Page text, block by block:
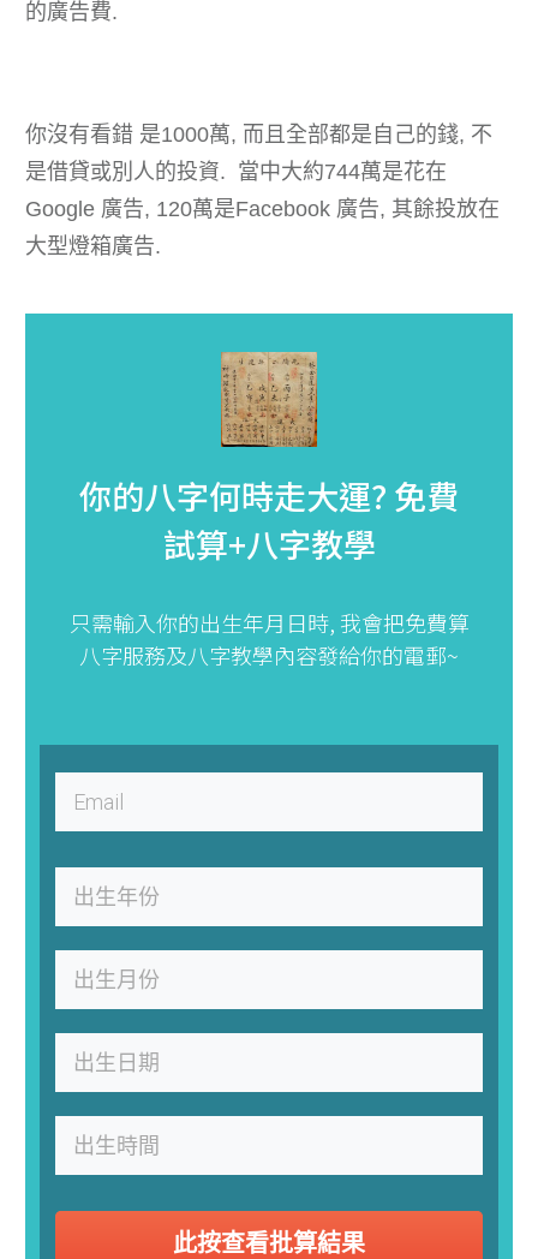
的廣告費.
你沒有看錯 是1000萬, 而且全部都是自己的錢, 不
是借貸或別人的投資. 當中大約744萬是花在
Google 廣告, 120萬是Facebook 廣告, 其餘投放在
大型燈箱廣告.
你的八字何時走大運? 免費
試算+八字教學
只需輸入你的出生年月日時, 我會把免費算
八字服務及八字教學內容發給你的電郵~
此按查看批算結果